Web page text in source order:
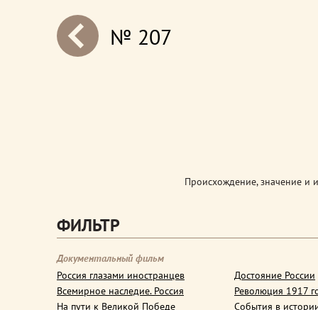
next№ 207
Происхождение, значение и
ФИЛЬТР
Документальный фильм
Россия глазами иностранцев
Всемирное наследие. Россия
На пути к Великой Победе
Достояние России
Революция 1917
События в